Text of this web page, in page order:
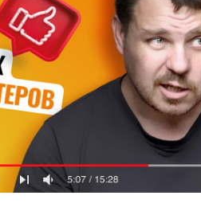
20 В, 38 мм, 25000...